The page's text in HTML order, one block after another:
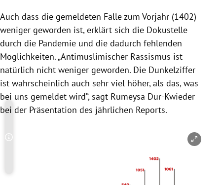
Auch dass die gemeldeten Fälle zum Vorjahr (1402)
weniger geworden ist, erklärt sich die Dokustelle
durch die Pandemie und die dadurch fehlenden
Möglichkeiten. „Antimuslimischer Rassismus ist
natürlich nicht weniger geworden. Die Dunkelziffer
ist wahrscheinlich auch sehr viel höher, als das, was
bei uns gemeldet wird“, sagt Rumeysa Dür-Kwieder
bei der Präsentation des jährlichen Reports.
Copyright-Hinweis öffnen/schließen